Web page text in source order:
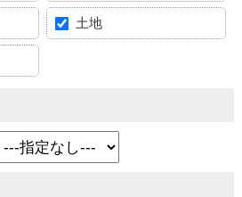
土地